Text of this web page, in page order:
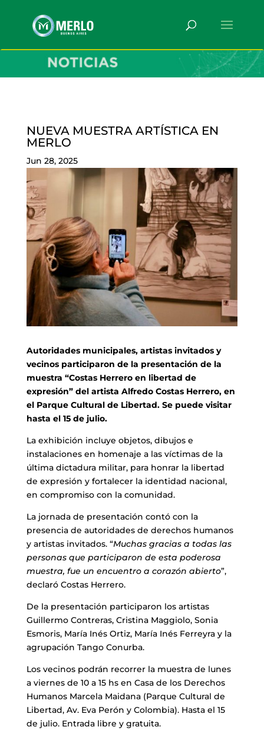
NUEVA MUESTRA ARTÍSTICA EN
MERLO
Jun 28, 2025
Autoridades municipales, artistas invitados y
vecinos participaron de la presentación de la
muestra “Costas Herrero en libertad de
expresión” del artista Alfredo Costas Herrero, en
el Parque Cultural de Libertad. Se puede visitar
hasta el 15 de julio.
La exhibición incluye objetos, dibujos e
instalaciones en homenaje a las víctimas de la
última dictadura militar, para honrar la libertad
de expresión y fortalecer la identidad nacional,
en compromiso con la comunidad.
La jornada de presentación contó con la
presencia de autoridades de derechos humanos
y artistas invitados. “Muchas gracias a todas las
personas que participaron de esta poderosa
muestra, fue un encuentro a corazón abierto”,
declaró Costas Herrero.
De la presentación participaron los artistas
Guillermo Contreras, Cristina Maggiolo, Sonia
Esmoris, María Inés Ortiz, María Inés Ferreyra y la
agrupación Tango Conurba.
Los vecinos podrán recorrer la muestra de lunes
a viernes de 10 a 15 hs en Casa de los Derechos
Humanos Marcela Maidana (Parque Cultural de
Libertad, Av. Eva Perón y Colombia). Hasta el 15
de julio. Entrada libre y gratuita.